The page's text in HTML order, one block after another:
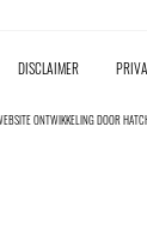
DISCLAIMER
ONTWIKKELING DOOR